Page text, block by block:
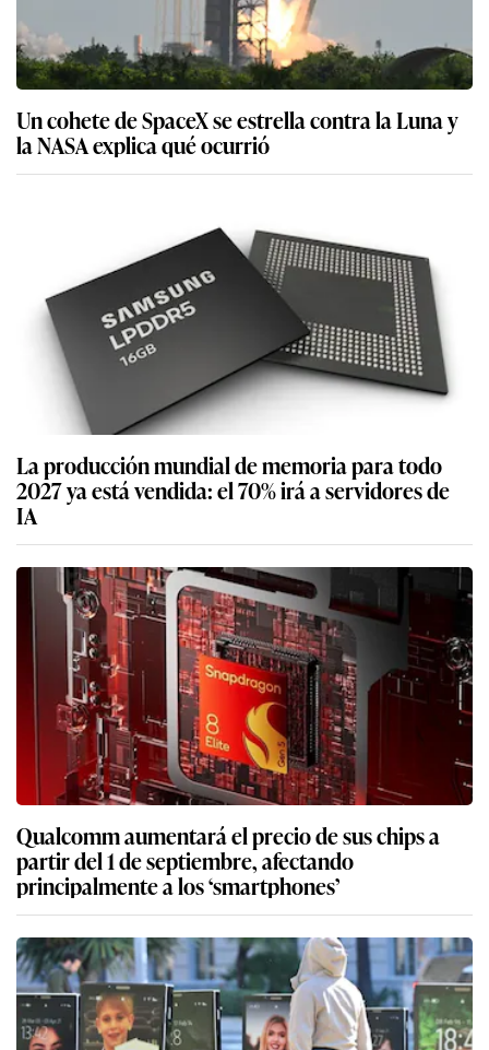
Un cohete de SpaceX se estrella contra la Luna y
la NASA explica qué ocurrió
La producción mundial de memoria para todo
2027 ya está vendida: el 70% irá a servidores de
IA
Qualcomm aumentará el precio de sus chips a
partir del 1 de septiembre, afectando
principalmente a los ‘smartphones’